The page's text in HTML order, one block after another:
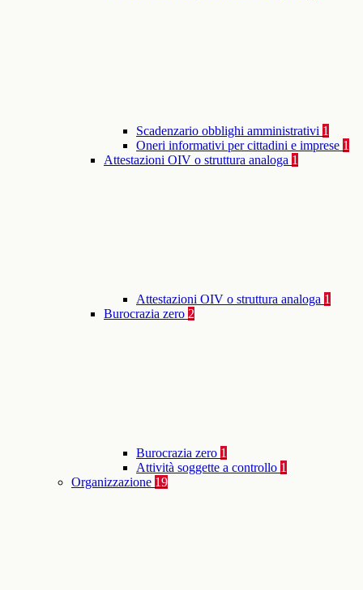
Scadenzario obblighi amministrativi 1
Oneri informativi per cittadini e imprese 1
Attestazioni OIV o struttura analoga 1
Attestazioni OIV o struttura analoga 1
Burocrazia zero 2
Burocrazia zero 1
Attività soggette a controllo 1
Organizzazione 19